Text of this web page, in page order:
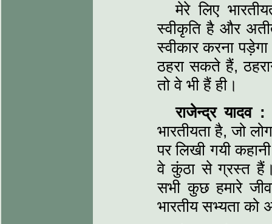
मेरे लिए
स्वीकृति है और
स्वीकार करना
ठहरा सकते हैं,
तो वे भी हैं ही।
राजेन्द्र यादव :
भारतीयता है, जो
पर लिखी गयी
वे कुंठा से ग्रस्त
सभी कुछ हमारे
भारतीय सभ्यता